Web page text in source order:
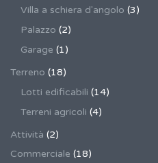
Villa a schiera d'angolo (3)
Palazzo (2)
Garage (1)
Terreno (18)
Lotti edificabili (14)
Terreni agricoli (4)
Attività (2)
Commerciale (18)